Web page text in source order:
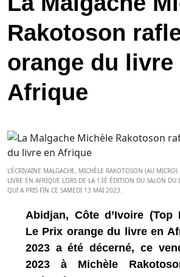
Rakotoson
orange du livre
Afrique
L’ÉCRIVAINE MALGACHE, MICHÈLE RAKOTOSON (AU
LIVRE EN AFRIQUE LORS DE LA 13È ÉDITION DU SALON DU
QUI A PRIS FIN CE SAMEDI 13 MAI 2023.
Abidjan, Côte d’Ivoire (Top
Le Prix orange du livre en
2023 a été décerné, ce
2023 à Michèle